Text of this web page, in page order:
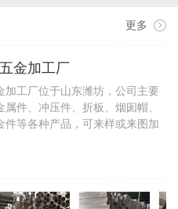
更多
金加工厂
加工厂位于山东潍坊，公司主要
件、冲压件、折板、烟囱帽、
件等各种产品，可来样或来图加
制烟囱帽、虹吸雨水斗、侧排
阴脊瓦、不锈钢透气帽等。公